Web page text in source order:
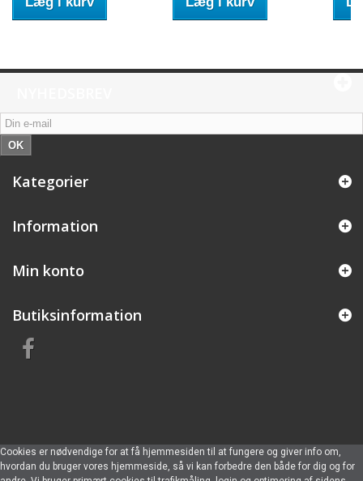
OK
Kategorier
Information
Min konto
Butiksinformation
Cookies er nødvendige for at få hjemmesiden til at fungere og giver info om,
hvordan du bruger vores hjemmeside, så vi kan forbedre den både for dig og for